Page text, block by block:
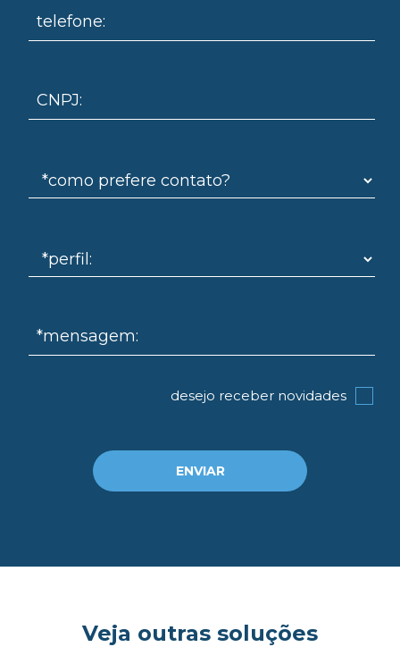
telefone:
CNPJ:
*mensagem:
desejo receber novidades
ENVIAR
Veja outras soluções